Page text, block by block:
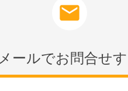
mail
メールでお問合せ